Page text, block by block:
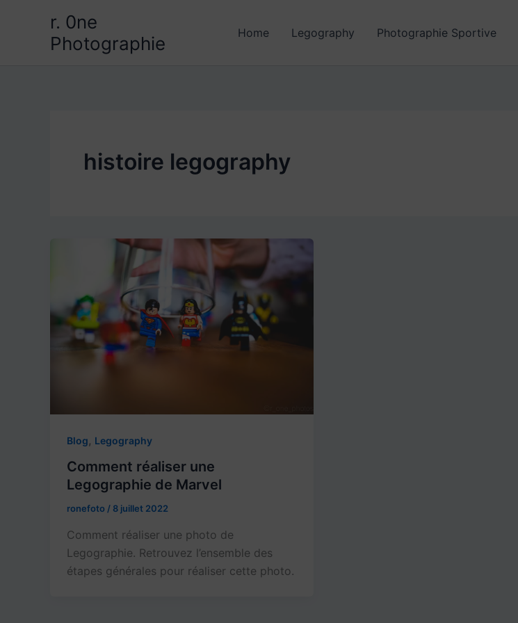
r. 0ne
Photographie
Home Legography Photographie Sportive
histoire legography
Blog Legography
Comment réaliser une
Legographie de Marvel
ronefoto / 8 juillet 2022
Comment réaliser une photo de
Legographie. Retrouvez l’ensemble des
étapes générales pour réaliser cette photo.